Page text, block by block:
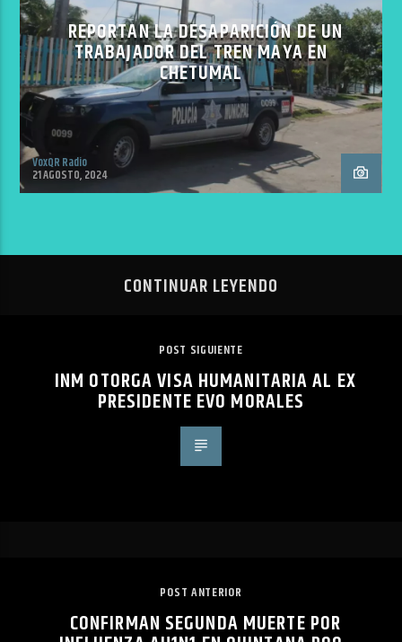
REPORTAN LA DESAPARICIÓN DE UN
TRABAJADOR DEL TREN MAYA EN
CHETUMAL
VoxQR Radio
21 AGOSTO, 2024
CONTINUAR LEYENDO
POST SIGUIENTE
INM OTORGA VISA HUMANITARIA AL EX
PRESIDENTE EVO MORALES
POST ANTERIOR
CONFIRMAN SEGUNDA MUERTE POR